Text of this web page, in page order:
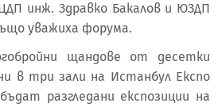
инж. Здравко Бакалов и ЮЗДП
уважиха форума.
щандове от десетки
в три зали на Истанбул Експо
разгледани експозиции на